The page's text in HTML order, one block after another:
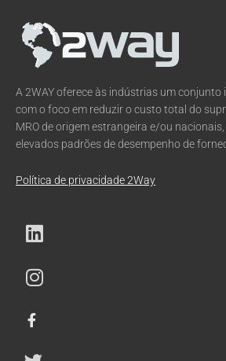
A 2WAY oferece às indústrias um conjunto
com o foco em reduzir o custo total do
MRO de origem estrangeira e/ou
elevados padrões de desempenho de
Política de privacidade 2Way